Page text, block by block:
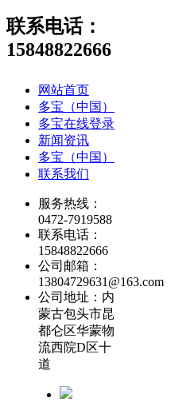
联系电话：
15848822666
网站首页
多宝（中国）
多宝在线登录
新闻资讯
多宝（中国）
联系我们
服务热线：
0472-7919588
联系电话：
15848822666
公司邮箱：
13804729631@163.com
公司地址：内
蒙古包头市昆
都仑区华蒙物
流西院D区十
道